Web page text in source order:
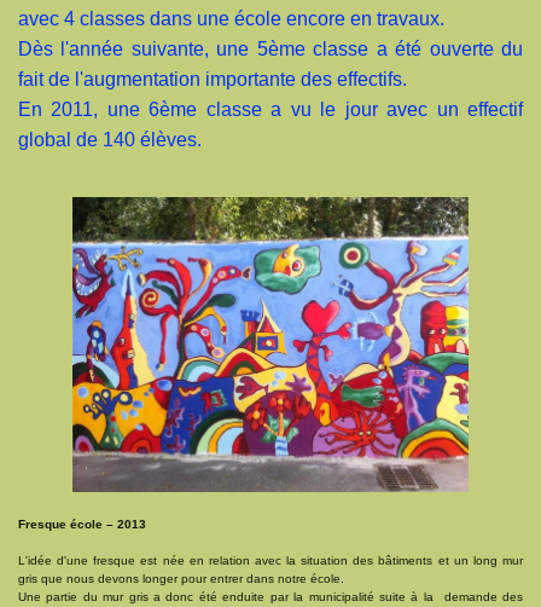
avec 4 classes dans une école encore en travaux.
Dès l'année suivante, une 5ème classe a été ouverte du
fait de l'augmentation importante des effectifs.
En 2011, une 6ème classe a vu le jour avec un effectif
global de 140 élèves.
Fresque école – 2013
L'idée d'une fresque est née en relation avec la situation des bâtiments et un long mur
gris que nous devons longer pour entrer dans notre école.
Une partie du mur gris a donc été enduite par la municipalité suite à la demande des